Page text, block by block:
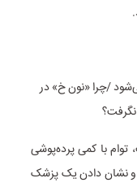
با کمی پرده‌پوشی
و نشان دادن یک پزشک